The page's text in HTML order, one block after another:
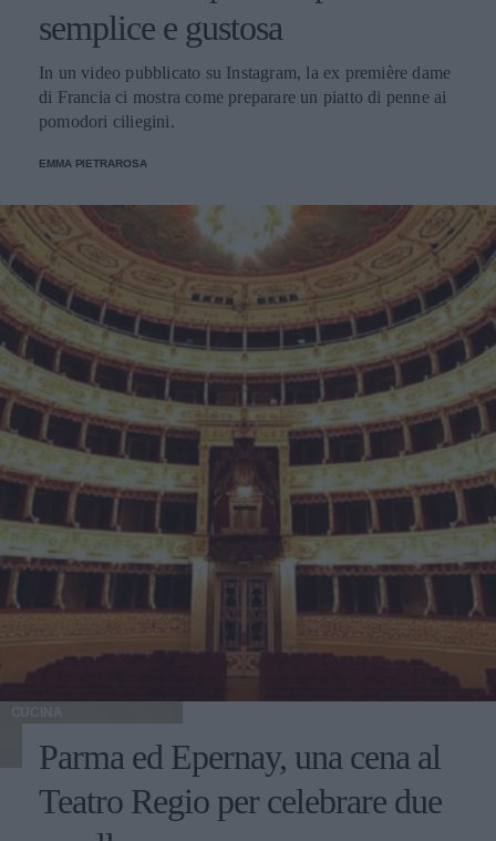
semplice e gustosa
In un video pubblicato su Instagram, la ex première dame
di Francia ci mostra come preparare un piatto di penne ai
pomodori ciliegini.
EMMA PIETRAROSA
CUCINA
Parma ed Epernay, una cena al
Teatro Regio per celebrare due